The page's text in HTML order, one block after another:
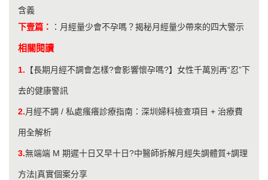
含義
下壹篇：
： 月經量少會不孕嗎？揭秘月經量少帶來的四大警示
相關閱讀
1. 【長期月經不調會怎樣?會影響懷孕嗎?】女性千萬別再“忍”下
去的健康警訊
2.月經不調 / 私處瘙癢診療指南：深圳婦科檢查項目 + 治療費
用全解析
3.無端端 M 期遲十日又早十日?中醫師拆解月經失調體質+調理
方法|真實個案分享